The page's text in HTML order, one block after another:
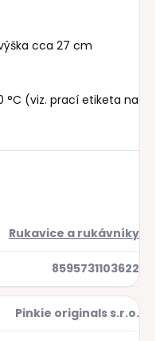
cca 27 cm
°C (viz. prací etiketa na
Rukavice a rukávníky
8595731103622
Pinkie originals s.r.o.